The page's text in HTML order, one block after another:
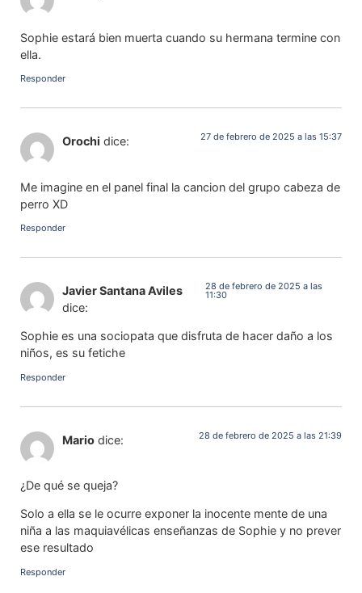
Sophie estará bien muerta cuando su hermana termine con
ella.
Responder
Orochi dice: 27 de febrero de 2025 a las 15:37
Me imagine en el panel final la cancion del grupo cabeza de
perro XD
Responder
Javier Santana Aviles
dice:
28 de febrero de 2025 a las
11:30
Sophie es una sociopata que disfruta de hacer daño a los
niños, es su fetiche
Responder
Mario dice: 28 de febrero de 2025 a las 21:39
¿De qué se queja?
Solo a ella se le ocurre exponer la inocente mente de una
niña a las maquiavélicas enseñanzas de Sophie y no prever
ese resultado
Responder